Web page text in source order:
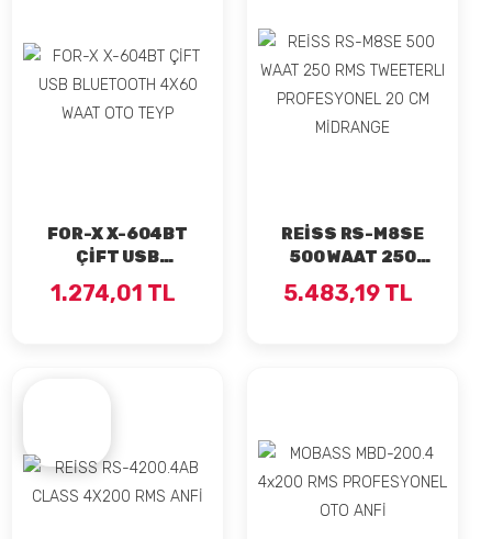
FOR-X X-604BT
ÇİFT USB
BLUETOOTH 4X60
WAAT OTO TEYP
1.274,01 TL
REİSS RS-M8SE
500 WAAT 250
RMS TWEETERLI
PROFESYONEL 20
5.483,19 TL